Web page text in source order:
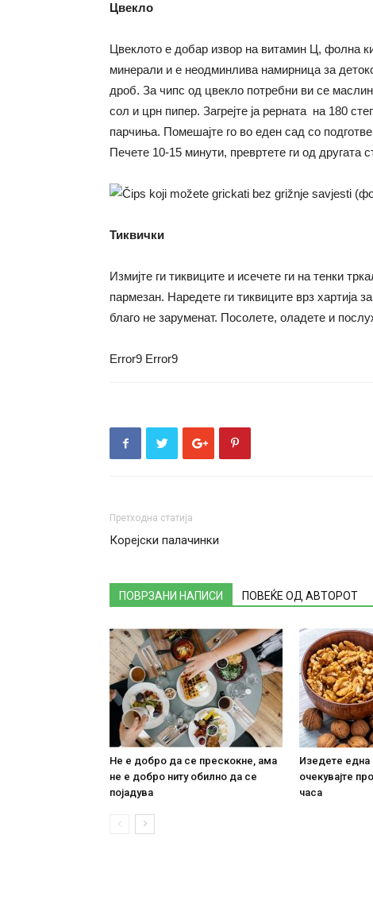
Цвекло
Цвеклото е добар извор на витамин Ц, фолна
минерали и е неодминлива намирница за
дроб. За чипс од цвекло потребни ви се
сол и црн пипер. Загрејте ја рерната на 180
парчиња. Помешајте го во еден сад со
Печете 10-15 минути, превртете ги од другата
Тиквички
Измијте ги тиквиците и исечете ги на тенки
пармезан. Наредете ги тиквиците врз хартија
благо не заруменат. Посолете, оладете и
Error9 Error9
Претходна статија
Корејски палачинки
ПОВРЗАНИ НАПИСИ ПОВЕЌЕ ОД АВТОРОТ
Не е добро да се прескокне, ама
не е добро ниту обилно да се
појадува
Изедете една
очекувајте
часа